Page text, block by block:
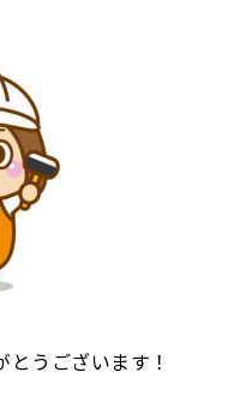
うございます！